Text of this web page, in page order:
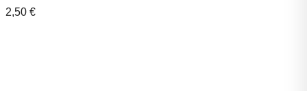
2,50 €